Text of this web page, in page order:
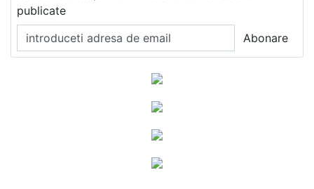
publicate